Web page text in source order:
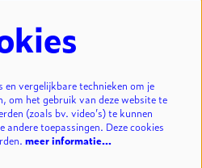
en vergelijkbare technieken om je
om het gebruik van deze website te
(zoals bv. video’s) te kunnen
andere toepassingen. Deze cookies
meer informatie…